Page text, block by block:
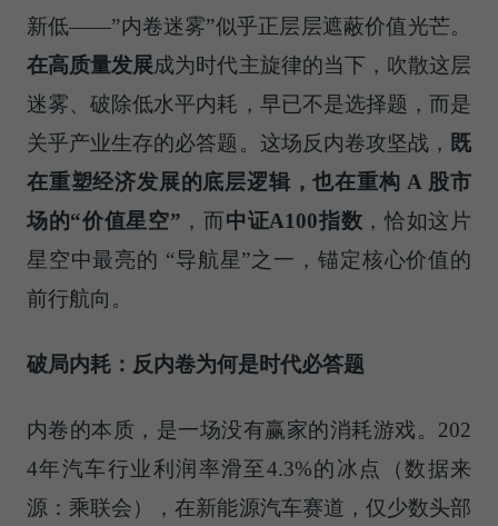
新低——”内卷迷雾”似乎正层层遮蔽价值光芒。
在高质量发展成为时代主旋律的当下，吹散这层
迷雾、破除低水平内耗，早已不是选择题，而是
关乎产业生存的必答题。这场反内卷攻坚战， 既
在重塑经济发展的底层逻辑，也在重构 A 股市
场的“价值星空” ，而中证A100指数 ，恰如这片
星空中最亮的 “导航星”之一，锚定核心价值的
前行航向。
破局内耗：反内卷为何是时代必答题
内卷的本质，是一场没有赢家的消耗游戏。202
4年汽车行业利润率滑至4.3%的冰点（数据来
源：乘联会），在新能源汽车赛道，仅少数头部